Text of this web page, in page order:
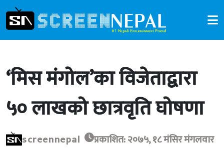
‘मिस मंगोल’का विजेताद्वारा
५० लाखको छात्रवृति घोषणा
screennepal प्रकाशित: २०७५, १८ मंसिर मंगलवार